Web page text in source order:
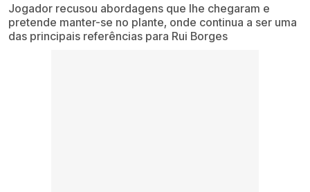
Jogador recusou abordagens que lhe chegaram e
pretende manter-se no plante, onde continua a ser uma
das principais referências para Rui Borges